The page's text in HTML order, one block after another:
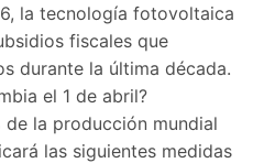
la tecnología fotovoltaica
fiscales que
durante la última década.
el 1 de abril?
la producción mundial
las siguientes medidas